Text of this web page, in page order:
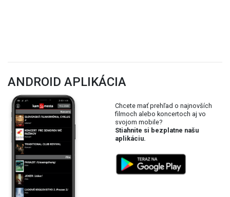
ANDROID APLIKÁCIA
Chcete mať prehľad o najnovších
filmoch alebo koncertoch aj vo
svojom mobile?
Stiahnite si bezplatne našu
aplikáciu.